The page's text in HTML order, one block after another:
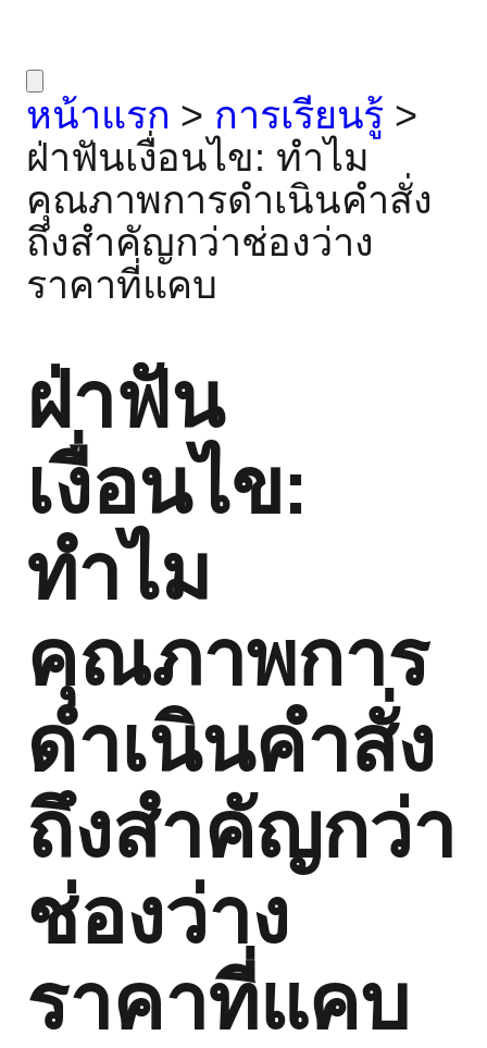
หน้าแรก > การเรียนรู้ >
ฝ่าฟันเงื่อนไข: ทำไม
คุณภาพการดำเนินคำสั่ง
ถึงสำคัญกว่าช่องว่าง
ราคาที่แคบ
ฝ่าฟัน
เงื่อนไข:
ทำไม
คุณภาพการ
ดำเนินคำสั่ง
ถึงสำคัญกว่า
ช่องว่าง
ราคาที่แคบ